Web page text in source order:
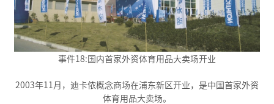
事件18:国内首家外资体育用品大卖场开业
2003年11月，迪卡侬概念商场在浦东新区开业，是中国首家外资
体育用品大卖场。